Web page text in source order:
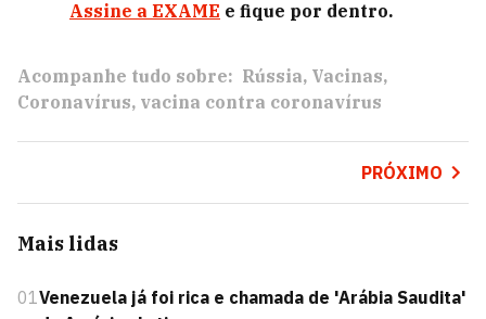
Assine a EXAME e fique por dentro.
Acompanhe tudo sobre: Rússia Vacinas
Coronavírus vacina contra coronavírus
PRÓXIMO
Mais lidas
01Venezuela já foi rica e chamada de 'Arábia Saudita'